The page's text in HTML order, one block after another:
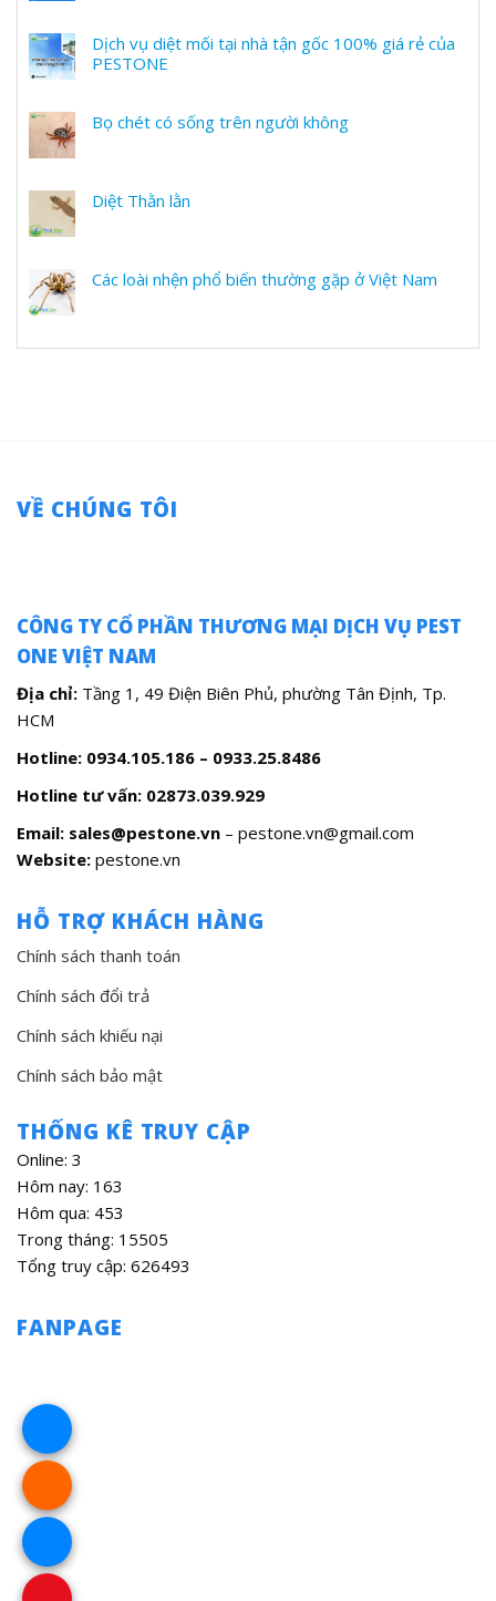
Dịch vụ diệt mối tại nhà tận gốc 100% giá rẻ của
PESTONE
Bọ chét có sống trên người không
Diệt Thằn lằn
Các loài nhện phổ biến thường gặp ở Việt Nam
VỀ CHÚNG TÔI
CÔNG TY CỔ PHẦN THƯƠNG MẠI DỊCH VỤ PEST
ONE VIỆT NAM
Địa chỉ: Tầng 1, 49 Điện Biên Phủ, phường Tân Định, Tp.
HCM
Hotline: 0934.105.186 – 0933.25.8486
Hotline tư vấn: 02873.039.929
Email: sales@pestone.vn – pestone.vn@gmail.com
Website: pestone.vn
HỖ TRỢ KHÁCH HÀNG
Chính sách thanh toán
Chính sách đổi trả
Chính sách khiếu nại
Chính sách bảo mật
THỐNG KÊ TRUY CẬP
Online: 3
Hôm nay: 163
Hôm qua: 453
Trong tháng: 15505
Tổng truy cập: 626493
FANPAGE